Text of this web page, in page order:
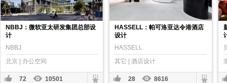
NBBJ：微软亚太研发集团总部设
计
NBBJ
北京 | 办公空间
72 10501
HASSELL：帕可洛亚达令港酒店
设计
HASSELL
其它 | 酒店设计
28 8616